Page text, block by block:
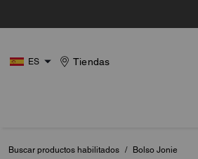
ES Tiendas
Buscar productos habilitados / Bolso Jonie